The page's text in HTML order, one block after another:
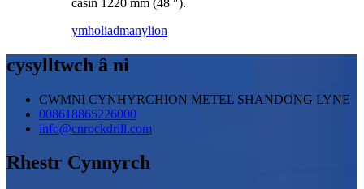
ymholiadmanylion
cysylltwch â ni
CWMNI CYNHYRCHION METEL SHANDONG LYNE
008618865226000
info@cnrockdrill.com
Rhestr Cynnyrch